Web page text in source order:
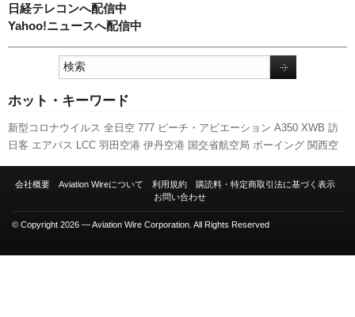
日経テレコンへ配信中
Yahoo!ニュースへ配信中
ホット・キーワード
新型コロナウイルス 全日空 777 ピーチ・アビエーション A350 XWB 訪
日客 エアバス LCC 羽田空港 伊丹空港 国交省航空局 ボーイング 関西空
ペーン セントレア ANAホールディングス 客室乗務員 737NG A320 新千
スターフライヤー 実績 国交省
用実績 新路線
会社概要 Aviation Wireについて 利用規約
購読料・特定商取引法に基づく表示
お問い合わせ
© Copyright 2026 — Aviation Wire Corporation. All Rights Reserved